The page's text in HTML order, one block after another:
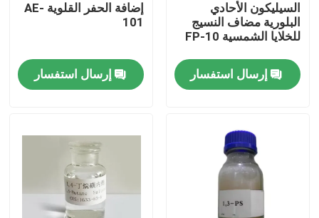
المنزل
فيديوهات
السيليكون الأحادي
البلورية مضاف النسيج
للخلايا الشمسية FP-10
إرسال استفسار
إضافة الحفر القلوية AE-
101
إرسال استفسار